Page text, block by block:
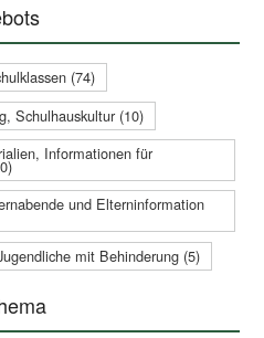
(74)
Schulhauskultur (10)
Informationen für
und Elterninformation
mit Behinderung (5)